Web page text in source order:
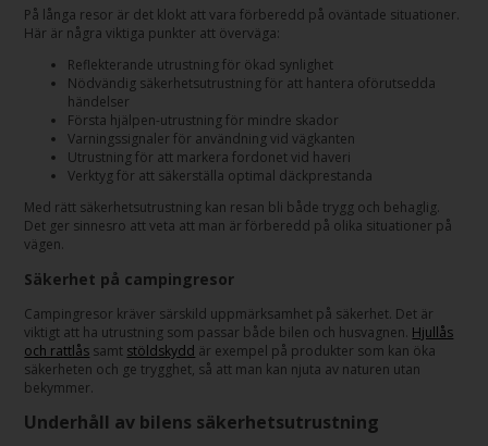
På långa resor är det klokt att vara förberedd på oväntade situationer.
Här är några viktiga punkter att överväga:
Reflekterande utrustning för ökad synlighet
Nödvändig säkerhetsutrustning för att hantera oförutsedda
händelser
Första hjälpen-utrustning för mindre skador
Varningssignaler för användning vid vägkanten
Utrustning för att markera fordonet vid haveri
Verktyg för att säkerställa optimal däckprestanda
Med rätt säkerhetsutrustning kan resan bli både trygg och behaglig.
Det ger sinnesro att veta att man är förberedd på olika situationer på
vägen.
Säkerhet på campingresor
Campingresor kräver särskild uppmärksamhet på säkerhet. Det är
viktigt att ha utrustning som passar både bilen och husvagnen. Hjullås
och rattlås samt stöldskydd är exempel på produkter som kan öka
säkerheten och ge trygghet, så att man kan njuta av naturen utan
bekymmer.
Underhåll av bilens säkerhetsutrustning